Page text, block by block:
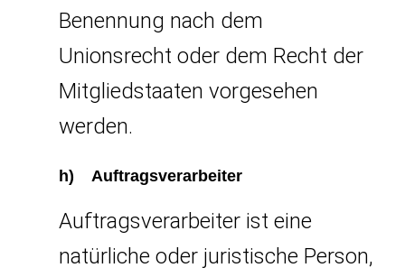
Benennung nach dem
Unionsrecht oder dem Recht der
Mitgliedstaaten vorgesehen
werden.
h) Auftragsverarbeiter
Auftragsverarbeiter ist eine
natürliche oder juristische Person,